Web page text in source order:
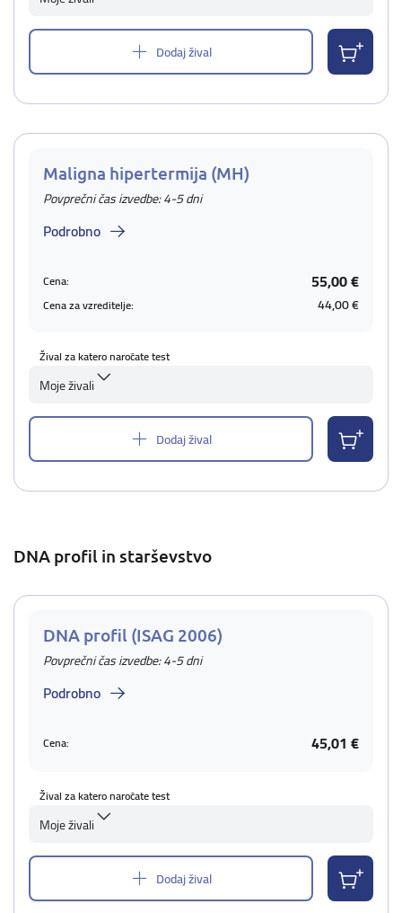
Dodaj žival
Maligna hipertermija (MH)
Povprečni čas izvedbe: 4-5 dni
Podrobno
Cena: 55,00 €
Cena za vzreditelje: 44,00 €
Žival za katero naročate test
Moje živali
Dodaj žival
DNA profil in starševstvo
DNA profil (ISAG 2006)
Povprečni čas izvedbe: 4-5 dni
Podrobno
Cena: 45,01 €
Žival za katero naročate test
Moje živali
Dodaj žival